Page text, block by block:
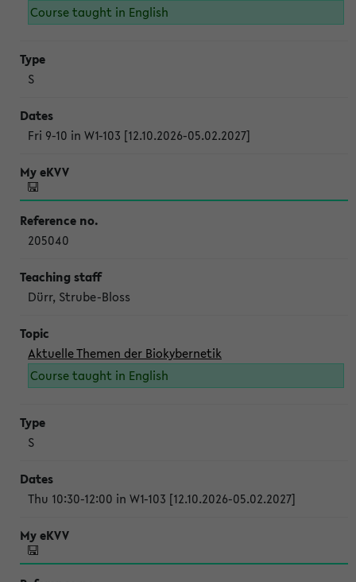
Course taught in English
S
Fri 9-10 in W1-103 [12.10.2026-05.02.2027]
205040
Dürr, Strube-Bloss
Aktuelle Themen der Biokybernetik
Course taught in English
S
Thu 10:30-12:00 in W1-103 [12.10.2026-05.02.2027]